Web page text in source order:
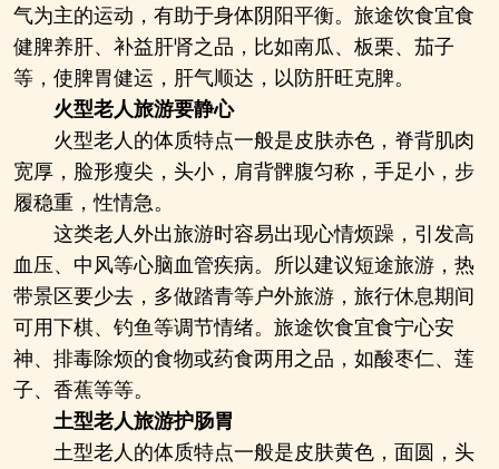
气为主的运动，有助于身体阴阳平衡。旅途饮食宜食
健脾养肝、补益肝肾之品，比如南瓜、板栗、茄子
等，使脾胃健运，肝气顺达，以防肝旺克脾。
火型老人旅游要静心
火型老人的体质特点一般是皮肤赤色，脊背肌肉
宽厚，脸形瘦尖，头小，肩背髀腹匀称，手足小，步
履稳重，性情急。
这类老人外出旅游时容易出现心情烦躁，引发高
血压、中风等心脑血管疾病。所以建议短途旅游，热
带景区要少去，多做踏青等户外旅游，旅行休息期间
可用下棋、钓鱼等调节情绪。旅途饮食宜食宁心安
神、排毒除烦的食物或药食两用之品，如酸枣仁、莲
子、香蕉等等。
土型老人旅游护肠胃
土型老人的体质特点一般是皮肤黄色，面圆，头